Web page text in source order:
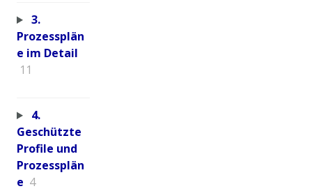
3.
Prozessplän
e im Detail
11
4.
Geschützte
Profile und
Prozessplän
e 4